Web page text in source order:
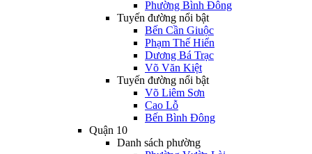
Phường Bình Đông
Tuyến đường nổi bật
Bến Cần Giuộc
Phạm Thế Hiển
Dương Bá Trạc
Võ Văn Kiệt
Tuyến đường nổi bật
Võ Liêm Sơn
Cao Lỗ
Bến Bình Đông
Quận 10
Danh sách phường